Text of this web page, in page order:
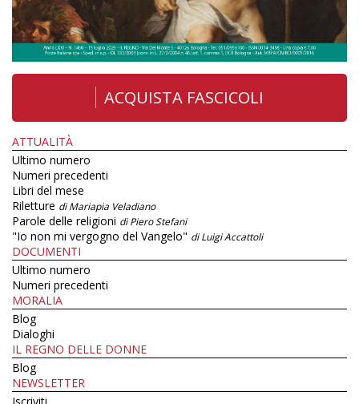
ACQUISTA FASCICOLI
ATTUALITÀ
Ultimo numero
Numeri precedenti
Libri del mese
Riletture di Mariapia Veladiano
Parole delle religioni di Piero Stefani
"Io non mi vergogno del Vangelo" di Luigi Accattoli
DOCUMENTI
Ultimo numero
Numeri precedenti
MORALIA
Blog
Dialoghi
IL REGNO DELLE DONNE
Blog
NEWSLETTER